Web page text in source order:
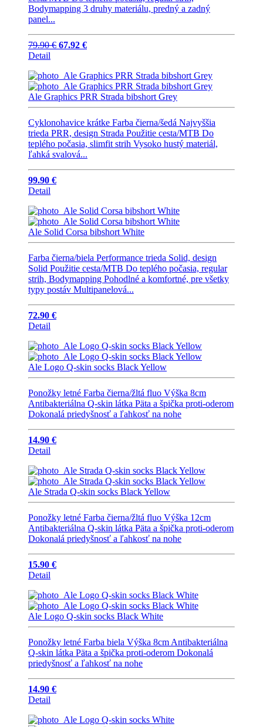
Bodymapping 3 druhy materiálu, predný a zadný
panel...
79.90 € 67.92 €
Detail
Ale Graphics PRR Strada bibshort Grey
Cyklonohavice krátke Farba čierna/šedá Najvyššia
trieda PRR, design Strada Použitie cesta/MTB Do
teplého počasia, slimfit strih Vysoko hustý materiál,
ľahká svalová...
99.90 €
Detail
Ale Solid Corsa bibshort White
Farba čierna/biela Performance trieda Solid, design
Solid Použitie cesta/MTB Do teplého počasia, regular
strih, Bodymapping Pohodlné a komfortné, pre všetky
typy postáv Multipanelová...
72.90 €
Detail
Ale Logo Q-skin socks Black Yellow
Ponožky letné Farba čierna/žltá fluo Výška 8cm
Antibakteriálna Q-skin látka Päta a špička proti-oderom
Dokonalá priedyšnosť a ľahkosť na nohe
14.90 €
Detail
Ale Strada Q-skin socks Black Yellow
Ponožky letné Farba čierna/žltá fluo Výška 12cm
Antibakteriálna Q-skin látka Päta a špička proti-oderom
Dokonalá priedyšnosť a ľahkosť na nohe
15.90 €
Detail
Ale Logo Q-skin socks Black White
Ponožky letné Farba biela Výška 8cm Antibakteriálna
Q-skin látka Päta a špička proti-oderom Dokonalá
priedyšnosť a ľahkosť na nohe
14.90 €
Detail